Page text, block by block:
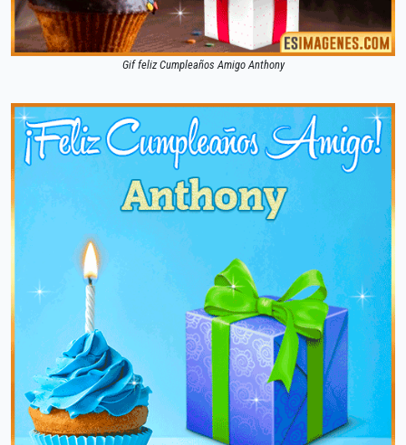
Gif feliz Cumpleaños Amigo Anthony